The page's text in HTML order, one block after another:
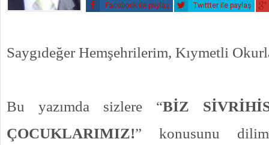
Facebook ile paylaş Twittter ile paylaş
Saygıdeğer Hemşehrilerim, Kıymetli
Bu yazımda sizlere “BİZ
ÇOCUKLARIMIZ!” konusunu